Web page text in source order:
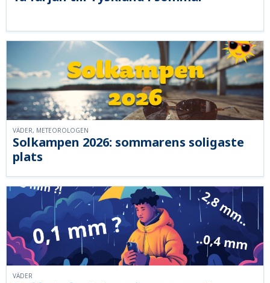
Solkampen 2026: sommarens soligaste
plats
VÄDER, METEOROLOGEN
VÄDER